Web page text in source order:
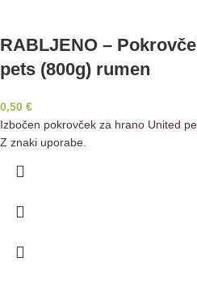
RABLJENO –
pets (800g) rumen
0,50 €
Izbočen pokrovček za hrano United
Z znaki uporabe.